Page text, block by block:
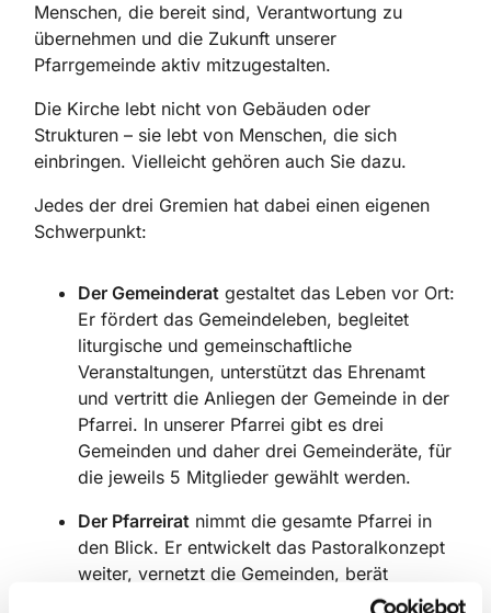
Menschen, die bereit sind, Verantwortung zu
übernehmen und die Zukunft unserer
Pfarrgemeinde aktiv mitzugestalten.
Die Kirche lebt nicht von Gebäuden oder
Strukturen – sie lebt von Menschen, die sich
einbringen. Vielleicht gehören auch Sie dazu.
Jedes der drei Gremien hat dabei einen eigenen
Schwerpunkt:
Der Gemeinderat gestaltet das Leben vor Ort:
Er fördert das Gemeindeleben, begleitet
liturgische und gemeinschaftliche
Veranstaltungen, unterstützt das Ehrenamt
und vertritt die Anliegen der Gemeinde in der
Pfarrei. In unserer Pfarrei gibt es drei
Gemeinden und daher drei Gemeinderäte, für
die jeweils 5 Mitglieder gewählt werden.
Der Pfarreirat nimmt die gesamte Pfarrei in
den Blick. Er entwickelt das Pastoralkonzept
weiter, vernetzt die Gemeinden, berät
pastorale Grundsatzfragen und stärkt die